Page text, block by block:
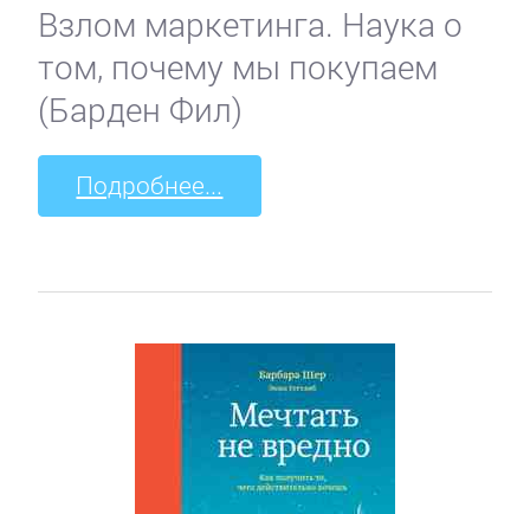
Взлом маркетинга. Наука о
том, почему мы покупаем
(Барден Фил)
Подробнее...